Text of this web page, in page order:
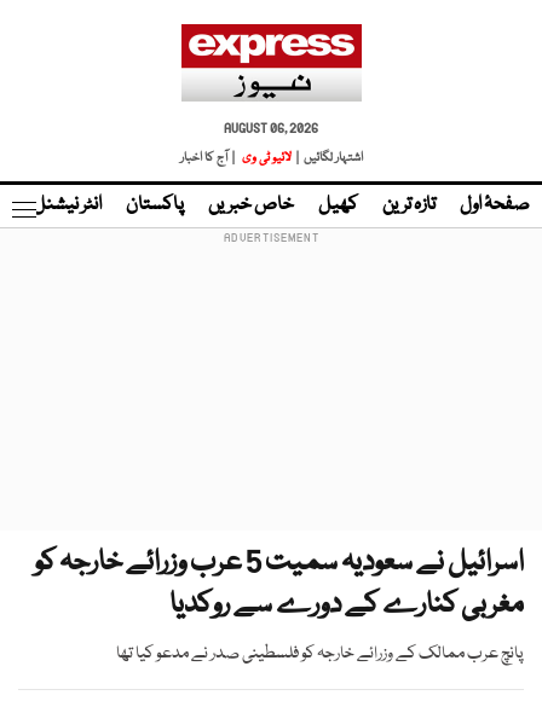
AUGUST 06, 2026
اشتہار لگائیں |
لائیو ٹی وی | آج کا اخبار
صفحۂ اول تازہ ترین کھیل خاص خبریں پاکستان انٹر نیشنل
اسرائیل نے سعودیہ سمیت 5 عرب وزرائے خارجہ کو
مغربی کنارے کے دورے سے روکدیا
پانچ عرب ممالک کے وزرائے خارجہ کو فلسطینی صدر نے مدعو کیا تھا